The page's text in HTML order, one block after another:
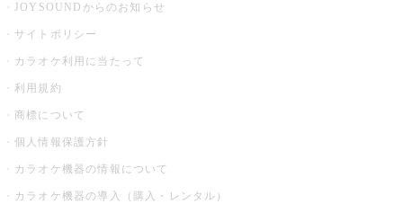
JOYSOUNDからのお知らせ
サイトポリシー
カラオケ利用に当たって
利用規約
商標について
個人情報保護方針
カラオケ機器の情報について
カラオケ機器の導入（購入・レンタル）